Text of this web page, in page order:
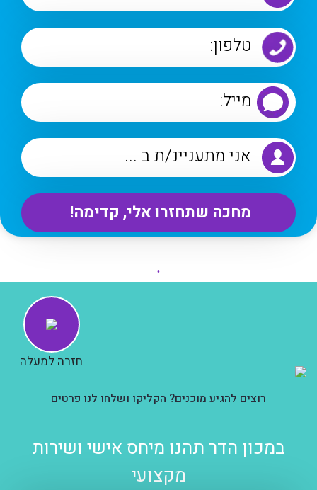
רוצים להגיע מוכנים? הקליקו ושלחו לנו פרטים
במכון הדר תהנו מיחס אישי ושירות
מקצועי
חזרה למעלה